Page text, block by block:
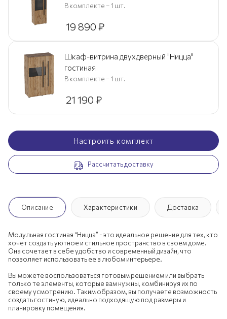
В комплекте – 1 шт.
19 890 ₽
Шкаф-витрина двухдверный "Ницца"
гостиная
В комплекте – 1 шт.
21 190 ₽
Настроить комплект
Рассчитать доставку
Описание Характеристики Доставка
Модульная гостиная “Ницца” - это идеальное решение для тех, кто
хочет создать уютное и стильное пространство в своем доме.
Она сочетает в себе удобство и современный дизайн, что
позволяет использовать ее в любом интерьере.
Вы можете воспользоваться готовым решением или выбрать
только те элементы, которые вам нужны, комбинируя их по
своему усмотрению. Таким образом, вы получаете возможность
создать гостиную, идеально подходящую под размеры и
планировку помещения.